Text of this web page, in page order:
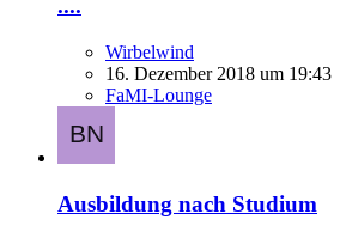
....
Wirbelwind
16. Dezember 2018 um 19:43
FaMI-Lounge
Ausbildung nach Studium